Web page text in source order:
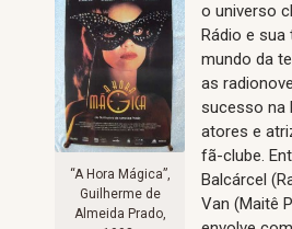
“A Hora Mágica”,
Guilherme de
Almeida Prado,
o universo
Rádio e
mundo da
as
sucesso na
atores e
fã-clube.
Balcárcel
Van (Maitê